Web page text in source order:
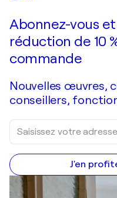
Abonnez-vous
réduction de 10
commande
Nouvelles œuvres,
conseillers,
J'en